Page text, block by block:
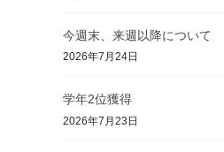
今週末、来週以降について
2026年7月24日
学年2位獲得
2026年7月23日